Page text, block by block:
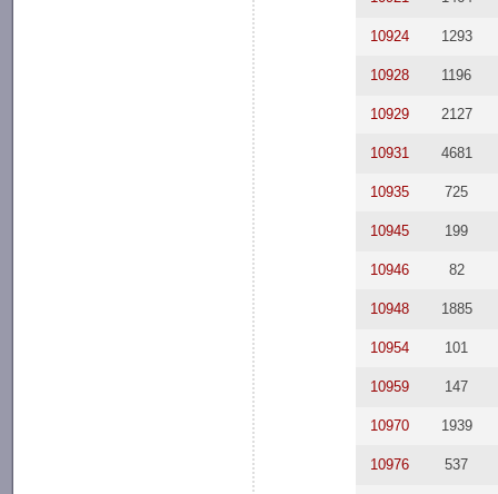
10924 1293
10928 1196
10929 2127
10931 4681
10935 725
10945 199
10946 82
10948 1885
10954 101
10959 147
10970 1939
10976 537